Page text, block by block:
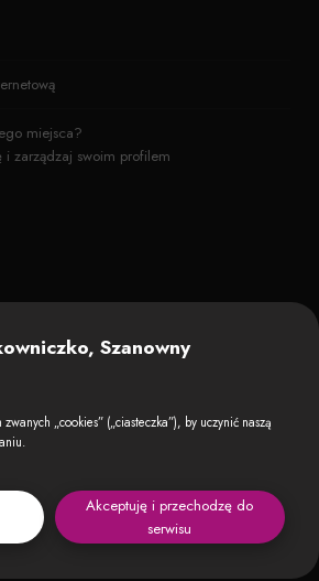
miejsca?
i zarządzaj swoim profilem
Szanowny
„cookies” („ciasteczka”), by uczynić naszą
Akceptuję i przechodzę do
serwisu